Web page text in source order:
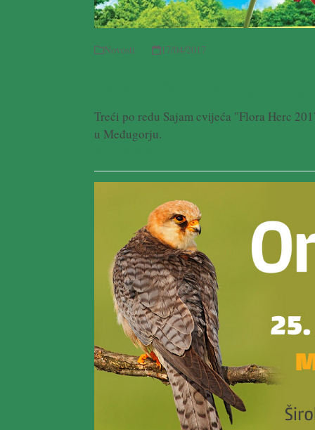
Novosti 17/04/2017
Treći po redu Sajam cvijeća "Flora Herc
u Međugorju.